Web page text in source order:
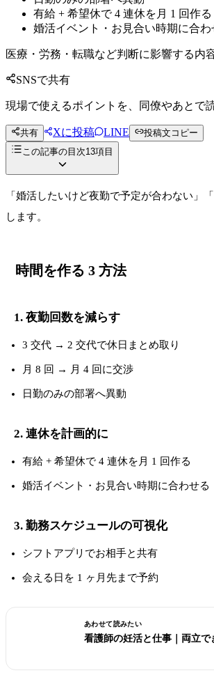
有給 + 希望休で 4 連休を月 1 回作る
婚活イベント・お見合い時期に合わ
医療・労務・転職など判断に影響する内
SNSで共有
現場で使えるポイントを、同僚やあとで
共有 Xに投稿 LINE
投稿文コピー
この記事の目次13項目
「婚活したいけど夜勤で予定が合わない
します。
時間を作る 3 方法
1. 夜勤回数を減らす
3 交代 → 2 交代で休日まとめ取り
月 8 回 → 月 4 回に交渉
日勤のみの部署へ異動
2. 連休を計画的に
有給 + 希望休で 4 連休を月 1 回作る
婚活イベント・お見合い時期に合わせる
3. 勤務スケジュールの可視化
シフトアプリでお相手と共有
会える日を 1 ヶ月先まで予約
あわせて読みたい
看護師の妊活と仕事｜両立で